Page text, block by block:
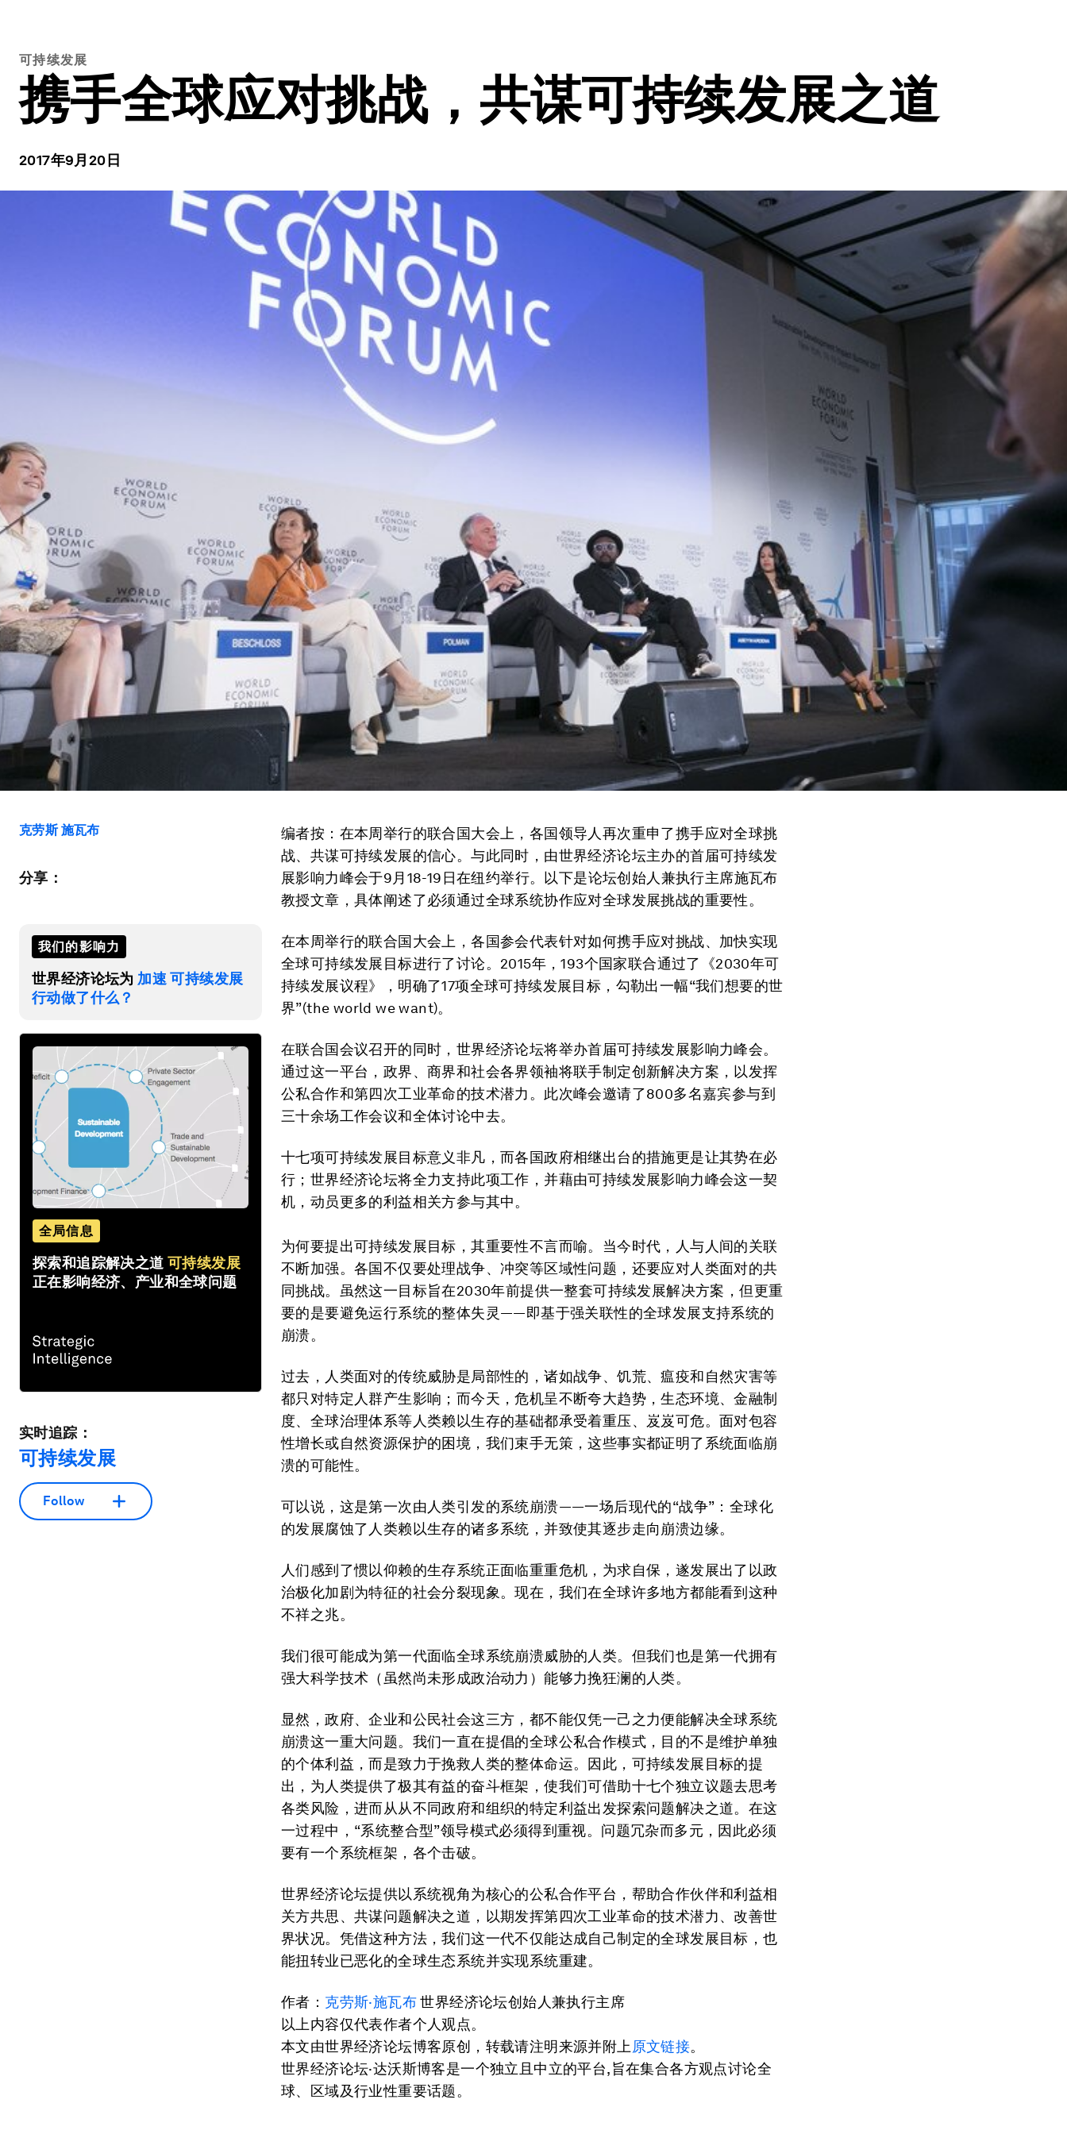
可持续发展
携手全球应对挑战，共谋可持续发展之道
2017年9月20日
克劳斯 施瓦布
分享：
我们的影响力
世界经济论坛为 加速 可持续发展
行动做了什么？
全局信息
探索和追踪解决之道 可持续发展
正在影响经济、产业和全球问题
实时追踪：
可持续发展
Follow
编者按：在本周举行的联合国大会上，各国领导人再次重申了携手应对全球挑
战、共谋可持续发展的信心。与此同时，由世界经济论坛主办的首届可持续发
展影响力峰会于9月18-19日在纽约举行。以下是论坛创始人兼执行主席施瓦布
教授文章，具体阐述了必须通过全球系统协作应对全球发展挑战的重要性。
在本周举行的联合国大会上，各国参会代表针对如何携手应对挑战、加快实现
全球可持续发展目标进行了讨论。2015年，193个国家联合通过了《2030年可
持续发展议程》，明确了17项全球可持续发展目标，勾勒出一幅“我们想要的世
界”(the world we want)。
在联合国会议召开的同时，世界经济论坛将举办首届可持续发展影响力峰会。
通过这一平台，政界、商界和社会各界领袖将联手制定创新解决方案，以发挥
公私合作和第四次工业革命的技术潜力。此次峰会邀请了800多名嘉宾参与到
三十余场工作会议和全体讨论中去。
十七项可持续发展目标意义非凡，而各国政府相继出台的措施更是让其势在必
行；世界经济论坛将全力支持此项工作，并藉由可持续发展影响力峰会这一契
机，动员更多的利益相关方参与其中。
为何要提出可持续发展目标，其重要性不言而喻。当今时代，人与人间的关联
不断加强。各国不仅要处理战争、冲突等区域性问题，还要应对人类面对的共
同挑战。虽然这一目标旨在2030年前提供一整套可持续发展解决方案，但更重
要的是要避免运行系统的整体失灵——即基于强关联性的全球发展支持系统的
崩溃。
过去，人类面对的传统威胁是局部性的，诸如战争、饥荒、瘟疫和自然灾害等
都只对特定人群产生影响；而今天，危机呈不断夸大趋势，生态环境、金融制
度、全球治理体系等人类赖以生存的基础都承受着重压、岌岌可危。面对包容
性增长或自然资源保护的困境，我们束手无策，这些事实都证明了系统面临崩
溃的可能性。
可以说，这是第一次由人类引发的系统崩溃——一场后现代的“战争”：全球化
的发展腐蚀了人类赖以生存的诸多系统，并致使其逐步走向崩溃边缘。
人们感到了惯以仰赖的生存系统正面临重重危机，为求自保，遂发展出了以政
治极化加剧为特征的社会分裂现象。现在，我们在全球许多地方都能看到这种
不祥之兆。
我们很可能成为第一代面临全球系统崩溃威胁的人类。但我们也是第一代拥有
强大科学技术（虽然尚未形成政治动力）能够力挽狂澜的人类。
显然，政府、企业和公民社会这三方，都不能仅凭一己之力便能解决全球系统
崩溃这一重大问题。我们一直在提倡的全球公私合作模式，目的不是维护单独
的个体利益，而是致力于挽救人类的整体命运。因此，可持续发展目标的提
出，为人类提供了极其有益的奋斗框架，使我们可借助十七个独立议题去思考
各类风险，进而从从不同政府和组织的特定利益出发探索问题解决之道。在这
一过程中，“系统整合型”领导模式必须得到重视。问题冗杂而多元，因此必须
要有一个系统框架，各个击破。
世界经济论坛提供以系统视角为核心的公私合作平台，帮助合作伙伴和利益相
关方共思、共谋问题解决之道，以期发挥第四次工业革命的技术潜力、改善世
界状况。凭借这种方法，我们这一代不仅能达成自己制定的全球发展目标，也
能扭转业已恶化的全球生态系统并实现系统重建。
作者： 克劳斯·施瓦布世界经济论坛创始人兼执行主席
以上内容仅代表作者个人观点。
本文由世界经济论坛博客原创，转载请注明来源并附上 原文链接。
世界经济论坛·达沃斯博客是一个独立且中立的平台,旨在集合各方观点讨论全
球、区域及行业性重要话题。